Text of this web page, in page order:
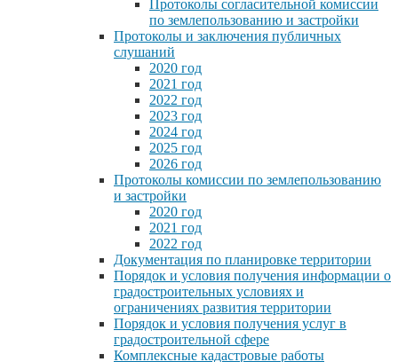
Протоколы согласительной комиссии
по землепользованию и застройки
Протоколы и заключения публичных
слушаний
2020 год
2021 год
2022 год
2023 год
2024 год
2025 год
2026 год
Протоколы комиссии по землепользованию
и застройки
2020 год
2021 год
2022 год
Документация по планировке территории
Порядок и условия получения информации о
градостроительных условиях и
ограничениях развития территории
Порядок и условия получения услуг в
градостроительной сфере
Комплексные кадастровые работы